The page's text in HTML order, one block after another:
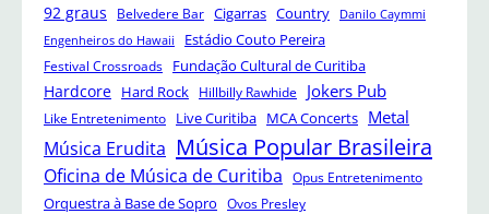
92 graus Belvedere Bar Cigarras Country
Danilo Caymmi
Engenheiros do Hawaii
Estádio Couto Pereira
Festival Crossroads Fundação Cultural de Curitiba
Hardcore Hard Rock Hillbilly Rawhide Jokers Pub
Like Entretenimento Live Curitiba MCA Concerts Metal
Música Erudita Música Popular Brasileira
Oficina de Música de Curitiba Opus Entretenimento
Orquestra à Base de Sopro Ovos Presley